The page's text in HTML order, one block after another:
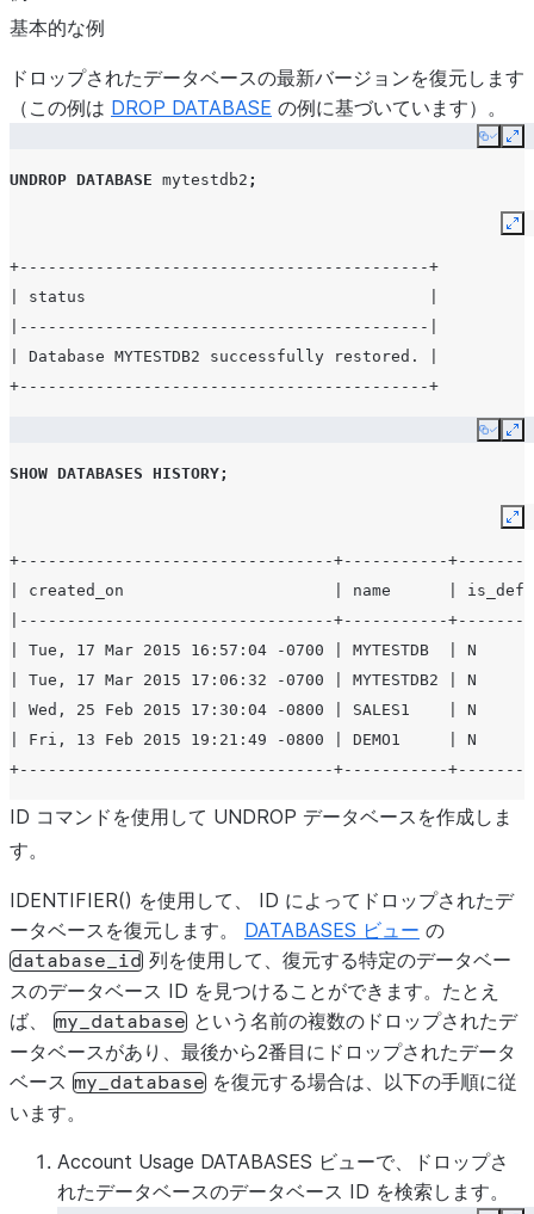
基本的な例
ドロップされたデータベースの最新バージョンを復元します
（この例は DROP DATABASE の例に基づいています）。
Copy
UNDROP DATABASE mytestdb2 ;
+-------------------------------------------+
| status                                    |
|-------------------------------------------|
| Database MYTESTDB2 successfully restored. |
+-------------------------------------------+
Copy
SHOW DATABASES HISTORY;
+---------------------------------+-----------
| created_on                      | name      |
|---------------------------------+-----------
| Tue, 17 Mar 2015 16:57:04 -0700 |
| Tue, 17 Mar 2015 17:06:32 -0700 |
| Wed, 25 Feb 2015 17:30:04 -0800 |
| Fri, 13 Feb 2015 19:21:49 -0800 | DEMO1
+---------------------------------+-----------
ID コマンドを使用して UNDROP データベースを作成しま
す。
IDENTIFIER() を使用して、 ID によってドロップされたデ
ータベースを復元します。 DATABASES ビュー の
database_id 列を使用して、復元する特定のデータベー
スのデータベース ID を見つけることができます。たとえ
ば、
my_database という名前の複数のドロップされたデ
ータベースがあり、最後から2番目にドロップされたデータ
ベース my_database を復元する場合は、以下の手順に従
います。
Account Usage DATABASES ビューで、ドロップさ
れたデータベースのデータベース ID を検索します。